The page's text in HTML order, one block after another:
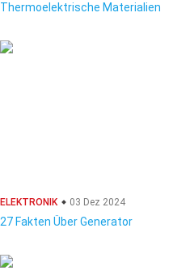
Thermoelektrische Materialien
ELEKTRONIK 03 Dez 2024
27 Fakten Über Generator